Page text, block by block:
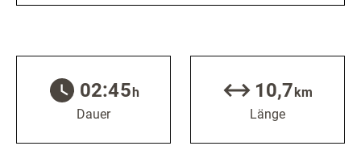
02:45h
Dauer
10,7km
Länge